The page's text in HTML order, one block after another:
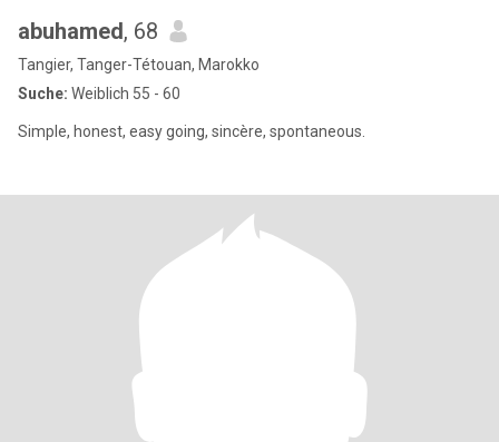
abuhamed, 68
Tangier, Tanger-Tétouan, Marokko
Suche: Weiblich 55 - 60
Simple, honest, easy going, sincère, spontaneous.